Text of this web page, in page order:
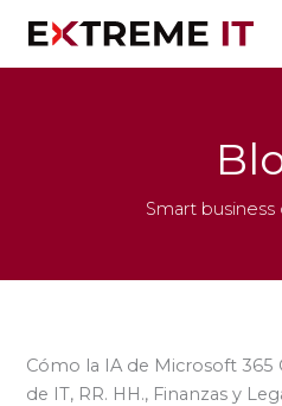
contenido
Smart
Cómo la IA de Microsoft 365
de IT, RR. HH., Finanzas y